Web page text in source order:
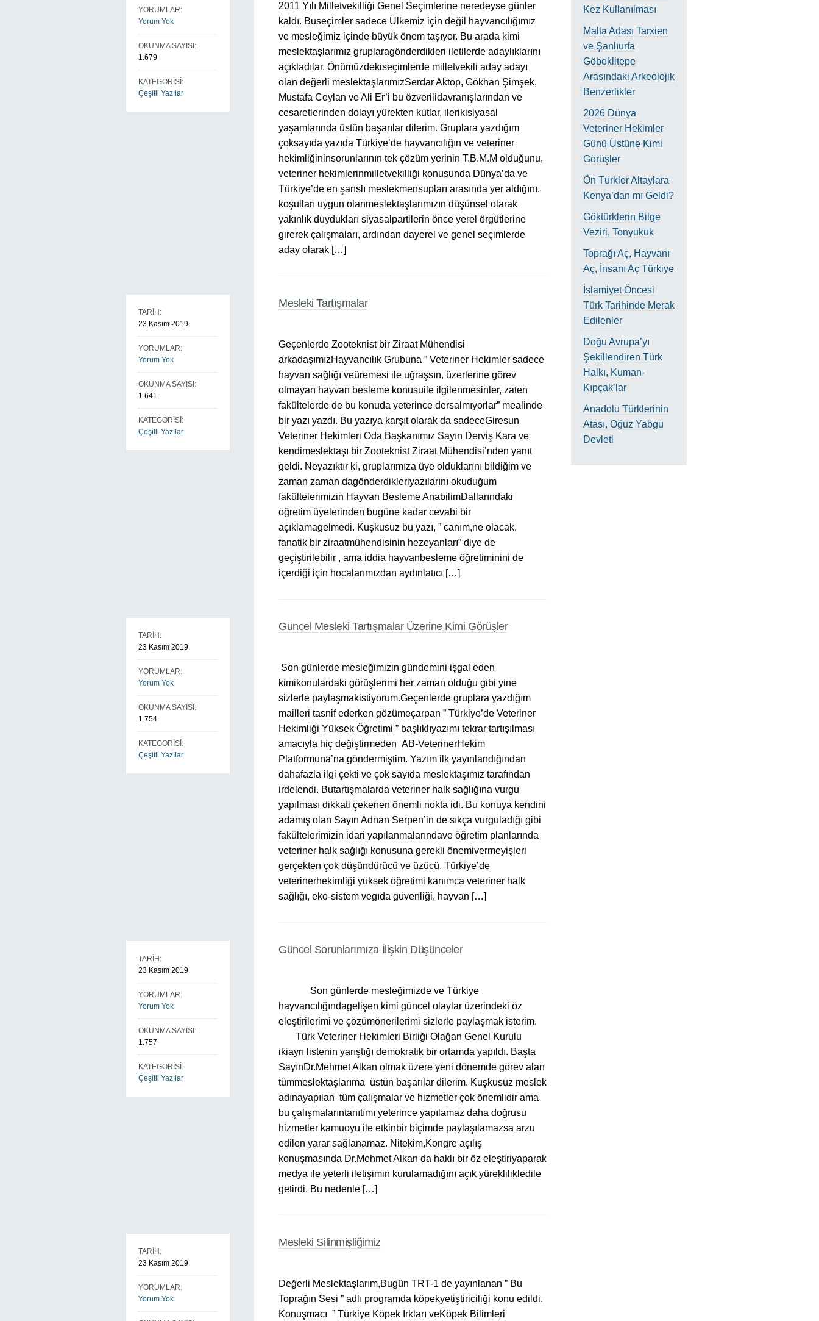
YORUMLAR:
Yorum Yok
OKUNMA SAYISI:
1.679
KATEGORİSİ:
Çeşitli Yazılar
2011 Yılı Milletvekilliği Genel Seçimlerine neredeyse günler
kaldı. Buseçimler sadece Ülkemiz için değil hayvancılığımız
ve mesleğimiz içinde büyük önem taşıyor. Bu arada kimi
meslektaşlarımız gruplaragönderdikleri iletilerde adaylıklarını
açıkladılar. Önümüzdekiseçimlerde milletvekili aday adayı
olan değerli meslektaşlarımızSerdar Aktop, Gökhan Şimşek,
Mustafa Ceylan ve Ali Er’i bu özverilidavranışlarından ve
cesaretlerinden dolayı yürekten kutlar, ilerikisiyasal
yaşamlarında üstün başarılar dilerim. Gruplara yazdığım
çoksayıda yazıda Türkiye’de hayvancılığın ve veteriner
hekimliğininsorunlarının tek çözüm yerinin T.B.M.M olduğunu,
veteriner hekimlerinmilletvekilliği konusunda Dünya’da ve
Türkiye’de en şanslı meslekmensupları arasında yer aldığını,
koşulları uygun olanmeslektaşlarımızın düşünsel olarak
yakınlık duydukları siyasalpartilerin önce yerel örgütlerine
girerek çalışmaları, ardından dayerel ve genel seçimlerde
aday olarak […]
TARİH:
23 Kasım 2019
YORUMLAR:
Yorum Yok
OKUNMA SAYISI:
1.641
KATEGORİSİ:
Çeşitli Yazılar
Mesleki Tartışmalar
Geçenlerde Zooteknist bir Ziraat Mühendisi
arkadaşımızHayvancılık Grubuna ” Veteriner Hekimler sadece
hayvan sağlığı veüremesi ile uğraşsın, üzerlerine görev
olmayan hayvan besleme konusuile ilgilenmesinler, zaten
fakültelerde de bu konuda yeterince dersalmıyorlar” mealinde
bir yazı yazdı. Bu yazıya karşıt olarak da sadeceGiresun
Veteriner Hekimleri Oda Başkanımız Sayın Derviş Kara ve
kendimeslektaşı bir Zooteknist Ziraat Mühendisi’nden yanıt
geldi. Neyazıktır ki, gruplarımıza üye olduklarını bildiğim ve
zaman zaman dagönderdikleriyazılarını okuduğum
fakültelerimizin Hayvan Besleme AnabilimDallarındaki
öğretim üyelerinden bugüne kadar cevabi bir
açıklamagelmedi. Kuşkusuz bu yazı, ” canım,ne olacak,
fanatik bir ziraatmühendisinin hezeyanları” diye de
geçiştirilebilir , ama iddia hayvanbesleme öğretiminini de
içerdiği için hocalarımızdan aydınlatıcı […]
TARİH:
23 Kasım 2019
YORUMLAR:
Yorum Yok
OKUNMA SAYISI:
1.754
KATEGORİSİ:
Çeşitli Yazılar
Güncel Mesleki Tartışmalar Üzerine Kimi Görüşler
Son günlerde mesleğimizin gündemini işgal eden
kimikonulardaki görüşlerimi her zaman olduğu gibi yine
sizlerle paylaşmakistiyorum.Geçenlerde gruplara yazdığım
mailleri tasnif ederken gözümeçarpan ” Türkiye’de Veteriner
Hekimliği Yüksek Öğretimi ” başlıklıyazımı tekrar tartışılması
amacıyla hiç değiştirmeden AB-VeterinerHekim
Platformuna’na göndermiştim. Yazım ilk yayınlandığından
dahafazla ilgi çekti ve çok sayıda meslektaşımız tarafından
irdelendi. Butartışmalarda veteriner halk sağlığına vurgu
yapılması dikkati çekenen önemli nokta idi. Bu konuya kendini
adamış olan Sayın Adnan Serpen’in de sıkça vurguladığı gibi
fakültelerimizin idari yapılanmalarındave öğretim planlarında
veteriner halk sağlığı konusuna gerekli önemivermeyişleri
gerçekten çok düşündürücü ve üzücü. Türkiye’de
veterinerhekimliği yüksek öğretimi kanımca veteriner halk
sağlığı, eko-sistem vegıda güvenliği, hayvan […]
TARİH:
23 Kasım 2019
YORUMLAR:
Yorum Yok
OKUNMA SAYISI:
1.757
KATEGORİSİ:
Çeşitli Yazılar
Güncel Sorunlarımıza İlişkin Düşünceler
Son günlerde mesleğimizde ve Türkiye
hayvancılığındagelişen kimi güncel olaylar üzerindeki öz
eleştirilerimi ve çözümönerilerimi sizlerle paylaşmak isterim.
Türk Veteriner Hekimleri Birliği Olağan Genel Kurulu
ikiayrı listenin yarıştığı demokratik bir ortamda yapıldı. Başta
SayınDr.Mehmet Alkan olmak üzere yeni dönemde görev alan
tümmeslektaşlarıma üstün başarılar dilerim. Kuşkusuz meslek
adınayapılan tüm çalışmalar ve hizmetler çok önemlidir ama
bu çalışmalarıntanıtımı yeterince yapılamaz daha doğrusu
hizmetler kamuoyu ile etkinbir biçimde paylaşılamazsa arzu
edilen yarar sağlanamaz. Nitekim,Kongre açılış
konuşmasında Dr.Mehmet Alkan da haklı bir öz eleştiriyaparak
medya ile yeterli iletişimin kurulamadığını açık yüreklilikledile
getirdi. Bu nedenle […]
TARİH:
23 Kasım 2019
YORUMLAR:
Yorum Yok
Mesleki Silinmişliğimiz
Değerli Meslektaşlarım,Bugün TRT-1 de yayınlanan ” Bu
Toprağın Sesi ” adlı programda köpekyetiştiriciliği konu edildi.
Konuşmacı ” Türkiye Köpek Irkları veKöpek Bilimleri
Kez Kullanılması
Malta Adası Tarxien
ve Şanlıurfa
Göbeklitepe
Arasındaki Arkeolojik
Benzerlikler
2026 Dünya
Veteriner Hekimler
Günü Üstüne Kimi
Görüşler
Ön Türkler Altaylara
Kenya’dan mı Geldi?
Göktürklerin Bilge
Veziri, Tonyukuk
Toprağı Aç, Hayvanı
Aç, İnsanı Aç Türkiye
İslamiyet Öncesi
Türk Tarihinde Merak
Edilenler
Doğu Avrupa’yı
Şekillendiren Türk
Halkı, Kuman-
Kıpçak’lar
Anadolu Türklerinin
Atası, Oğuz Yabgu
Devleti